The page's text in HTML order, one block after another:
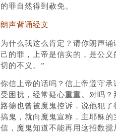
的罪自然得到赦免。
朗声背诵经文
为什么我这么肯定？请你朗声
己的罪，上帝是信实的，是公
切的不义。”
你信上帝的话吗？信上帝遵守
受困扰，经常疑心重重。对吗
路德也曾被魔鬼控诉，说他犯
搞鬼，就向魔鬼宣称，主耶稣
信，魔鬼知道不能再用这招数搅